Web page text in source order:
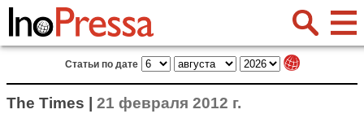
Статьи по дате
The Times | 21 февраля 2012 г.